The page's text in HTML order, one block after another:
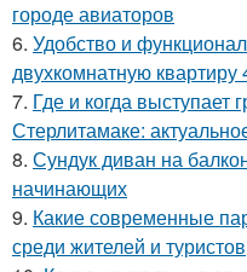
городе авиаторов
6. Удобство и
двухкомнатную квартиру
7. Где и когда выступает
Стерлитамаке:
8. Сундук диван на
начинающих
9. Какие современные
среди жителей и туристов